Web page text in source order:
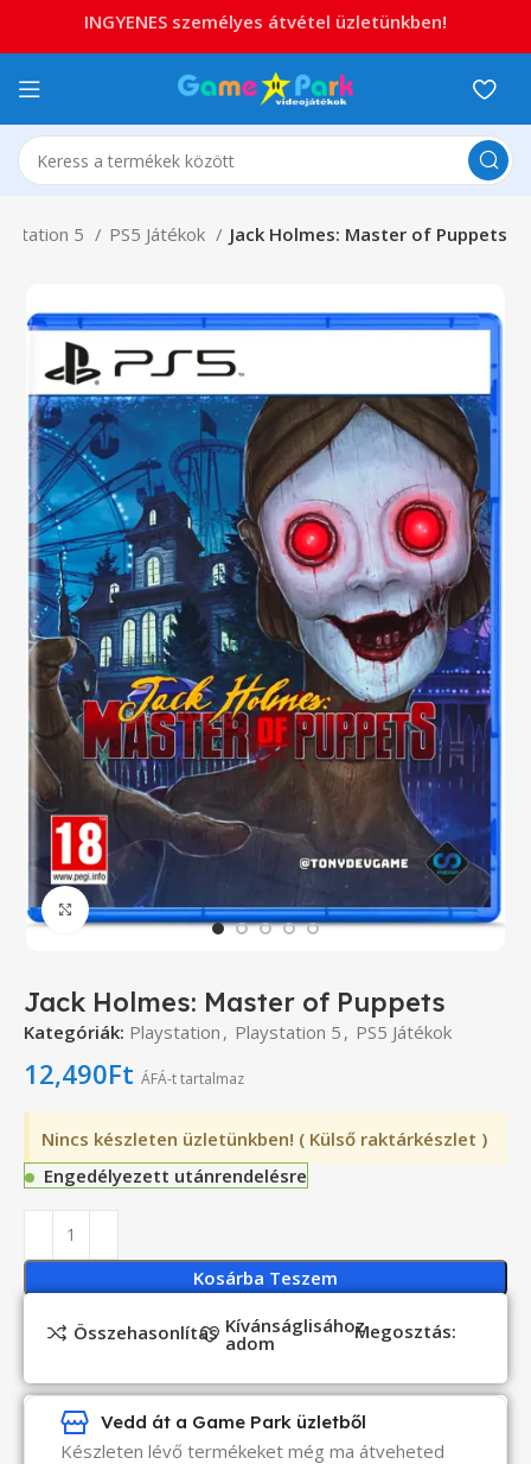
5 PS5 Játékok Jack Holmes: Master of Puppets
Click to enlarge
Jack Holmes: Master of Puppets
Kategóriák: Playstation , Playstation 5 , PS5 Játékok
12,490Ft ÁFÁ-t tartalmaz
Nincs készleten üzletünkben! ( Külső raktárkészlet )
Engedélyezett utánrendelésre
Kosárba Teszem
Összehasonlítás Kívánságlisához
adom Megosztás:
Vedd át a Game Park üzletből
Készleten lévő termékeket még ma átveheted
INGYENES személyes átvétel üzletünkben!